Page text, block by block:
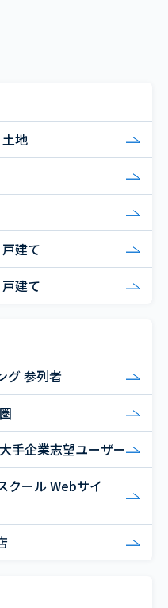
地
建て
建て
グ 参列者
手企業志望ユーザー
クール Webサイ